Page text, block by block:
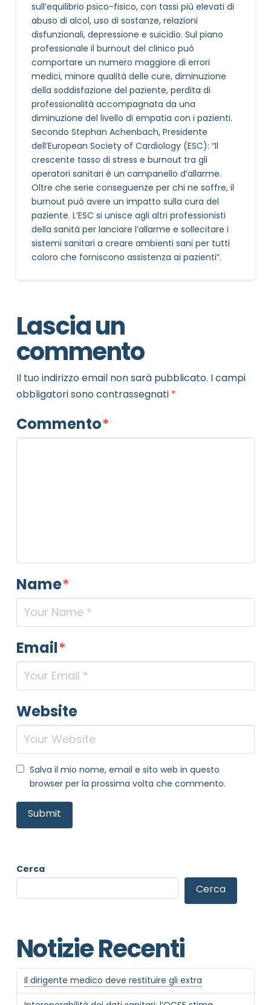
sull’equilibrio psico-fisico, con tassi più elevati di
abuso di alcol, uso di sostanze, relazioni
disfunzionali, depressione e suicidio. Sul piano
professionale il burnout del clinico può
comportare un numero maggiore di errori
medici, minore qualità delle cure, diminuzione
della soddisfazione del paziente, perdita di
professionalità accompagnata da una
diminuzione del livello di empatia con i pazienti.
Secondo Stephan Achenbach, Presidente
dell’European Society of Cardiology (ESC): “Il
crescente tasso di stress e burnout tra gli
operatori sanitari è un campanello d’allarme.
Oltre che serie conseguenze per chi ne soffre, il
burnout può avere un impatto sulla cura del
paziente. L’ESC si unisce agli altri professionisti
della sanità per lanciare l’allarme e sollecitare i
sistemi sanitari a creare ambienti sani per tutti
coloro che forniscono assistenza ai pazienti”.
Lascia un
commento
Il tuo indirizzo email non sarà pubblicato. I campi
obbligatori sono contrassegnati *
Commento*
Name*
Email*
Website
Salva il mio nome, email e sito web in questo
browser per la prossima volta che commento.
Cerca
Cerca
Notizie Recenti
Il dirigente medico deve restituire gli extra
MAIL REFERENTE *